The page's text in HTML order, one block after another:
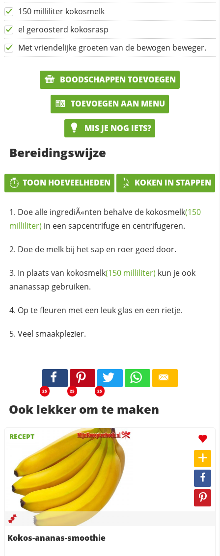
150 milliliter kokosmelk
el geroosterd kokosrasp
Met vriendelijke groeten van de bewogen beweger.
BOODSCHAPPEN TOEVOEGEN
TOEVOEGEN AAN MENU
MIS JE NOG IETS?
Bereidingswijze
TOON HOEVEELHEDEN KOKEN IN STAPPEN
Doe alle ingrediÃ«nten behalve de kokosmelk(150
milliliter) in een sapcentrifuge en centrifugeren.
Doe de melk bij het sap en roer goed door.
In plaats van kokosmelk(150 milliliter) kun je ook
ananassap gebruiken.
Op te fleuren met een leuk glas en een rietje.
Veel smaakplezier.
25 25 25
Ook lekker om te maken
RECEPT
Kokos-ananas-smoothie